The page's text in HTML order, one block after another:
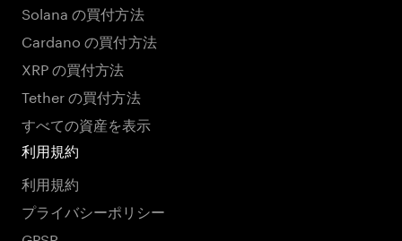
Solana の買付方法
Cardano の買付方法
XRP の買付方法
Tether の買付方法
すべての資産を表示
利用規約
利用規約
プライバシーポリシー